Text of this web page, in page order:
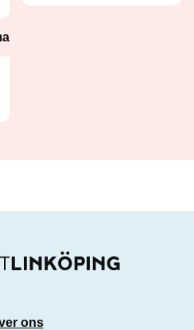
ons